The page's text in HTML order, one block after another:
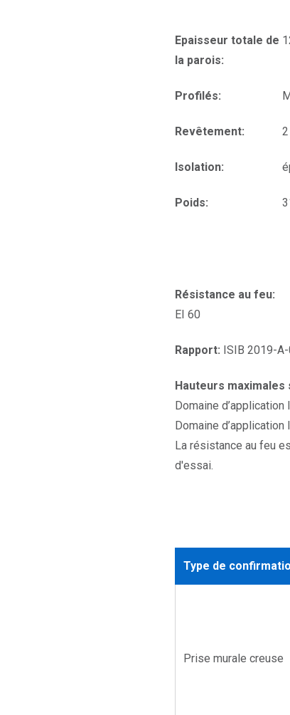
Epaisseur totale de
la parois:
Profilés:
Revêtement:
Isolation:
Poids:
Résistance au feu:
EI 60
Rapport: ISIB 2019-
Hauteurs
Domaine d’application
Domaine d’application
La résistance au feu
d'essai.
Type de
Prise murale creuse